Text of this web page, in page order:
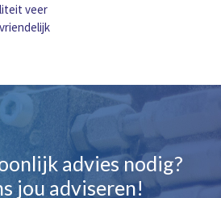
veer
advies nodig?
jou adviseren!